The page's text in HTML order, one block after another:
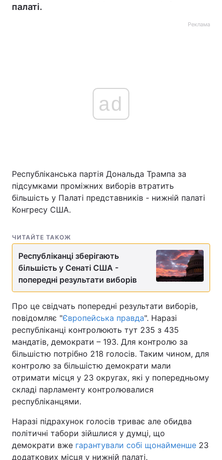
палаті.
Реклама
ad
Республіканська партія Дональда Трампа за
підсумками проміжних виборів втратить
більшість у Палаті представників - нижній палаті
Конгресу США.
ЧИТАЙТЕ ТАКОЖ
Республіканці зберігають
більшість у Сенаті США -
попередні результати виборів
Про це свідчать попередні результати виборів,
повідомляє "Європейська правда". Наразі
республіканці контролюють тут 235 з 435
мандатів, демократи – 193. Для контролю за
більшістю потрібно 218 голосів. Таким чином, для
контролю за більшістю демократи мали
отримати місця у 23 округах, які у попередньому
складі парламенту контролювалися
республіканцями.
Наразі підрахунок голосів триває але обидва
політичні табори зійшлися у думці, що
демократи вже гарантували собі щонайменше 23
додаткових місця у нижній палаті.